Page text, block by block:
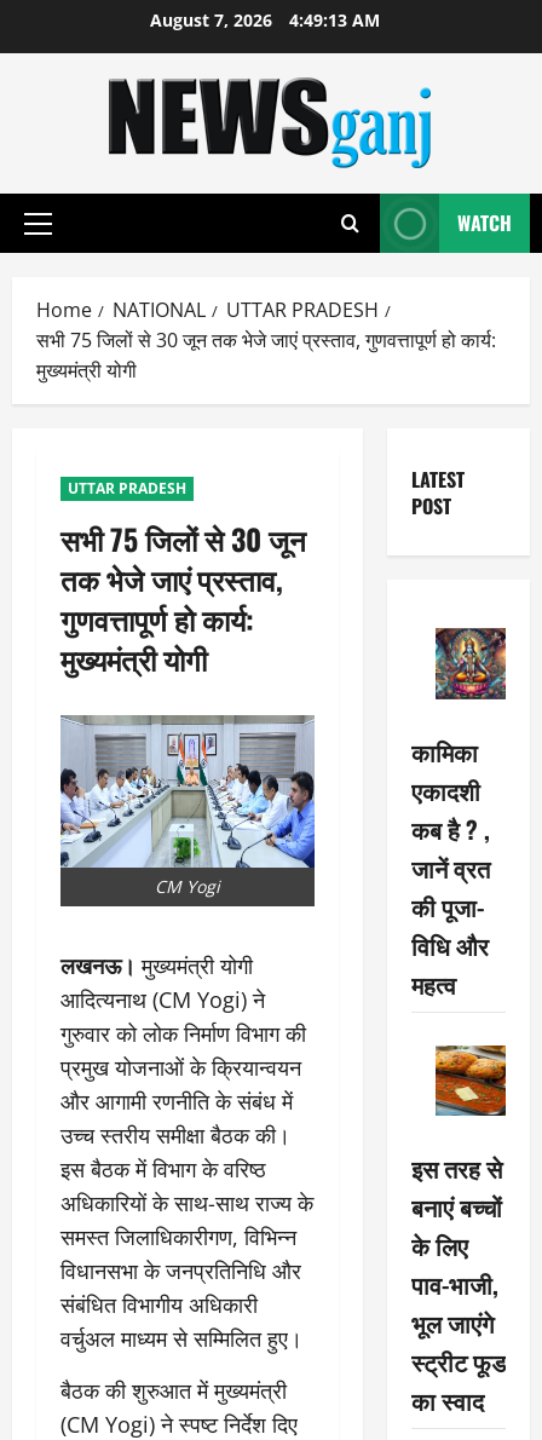
August 7, 2026 4:49:14 AM
Primary
WATCH
Home NATIONAL
UTTAR PRADESH
सभी 75 जिलों से 30 जून तक भेजे जाएं प्रस्ताव, गुणवत्तापूर्ण हो कार्य:
मुख्यमंत्री योगी
UTTAR PRADESH
सभी 75 जिलों से 30 जून
तक भेजे जाएं प्रस्ताव,
गुणवत्तापूर्ण हो कार्य:
मुख्यमंत्री योगी
CM Yogi
लखनऊ। मुख्यमंत्री योगी
आदित्यनाथ (CM Yogi) ने
गुरुवार को लोक निर्माण विभाग की
प्रमुख योजनाओं के क्रियान्वयन
और आगामी रणनीति के संबंध में
उच्च स्तरीय समीक्षा बैठक की।
इस बैठक में विभाग के वरिष्ठ
अधिकारियों के साथ-साथ राज्य के
समस्त जिलाधिकारीगण, विभिन्न
विधानसभा के जनप्रतिनिधि और
संबंधित विभागीय अधिकारी
वर्चुअल माध्यम से सम्मिलित हुए।
बैठक की शुरुआत में मुख्यमंत्री
(CM Yogi) ने स्पष्ट निर्देश दिए
LATEST
POST
कामिका
एकादशी
कब है ? ,
जानें व्रत
की पूजा-
विधि और
महत्व
इस तरह से
बनाएं बच्चों
के लिए
पाव-भाजी,
भूल जाएंगे
स्ट्रीट फूड
का स्वाद